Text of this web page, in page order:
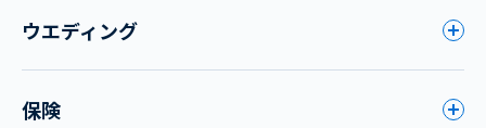
ウエディング
保険